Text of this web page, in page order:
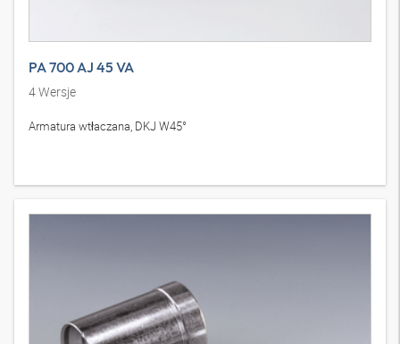
PA 700 AJ 45 VA
4Wersje
Armatura wtłaczana, DKJ W45°